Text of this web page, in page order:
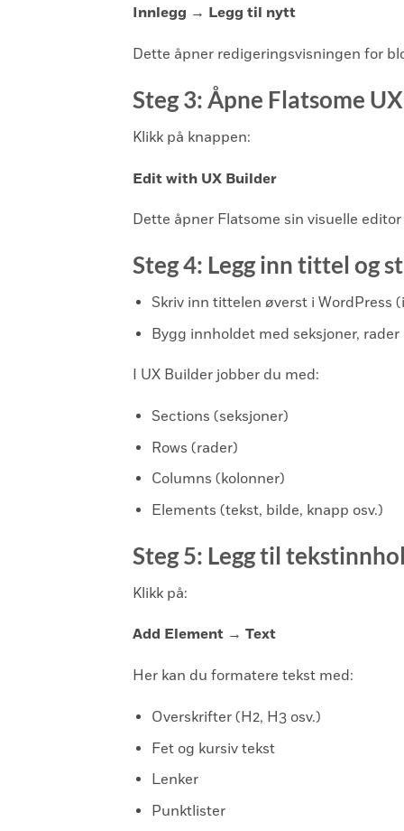
Innlegg → Legg til nytt
Dette åpner redigeringsvisningen for
Steg 3: Åpne Flatsome
Klikk på knappen:
Edit with UX Builder
Dette åpner Flatsome sin visuelle
Steg 4: Legg inn tittel og
Skriv inn tittelen øverst i WordPress
Bygg innholdet med seksjoner, rader
I UX Builder jobber du med:
Sections (seksjoner)
Rows (rader)
Columns (kolonner)
Elements (tekst, bilde, knapp osv.)
Steg 5: Legg til
Klikk på:
Add Element → Text
Her kan du formatere tekst med:
Overskrifter (H2, H3 osv.)
Fet og kursiv tekst
Lenker
Punktlister